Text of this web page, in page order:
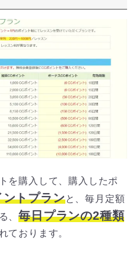
を購入して、購入したポ
ントプランと、毎月定額
、毎日プランの2種類
ております。